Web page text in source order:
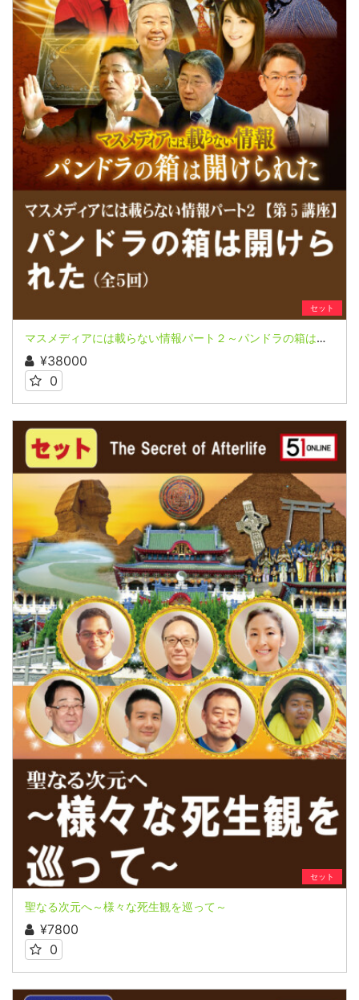
セット
マスメディアには載らない情報パート２～パンドラの箱は開けられた～全５回連続講座
¥38000
0
セット
聖なる次元へ～様々な死生観を巡って～
¥7800
0